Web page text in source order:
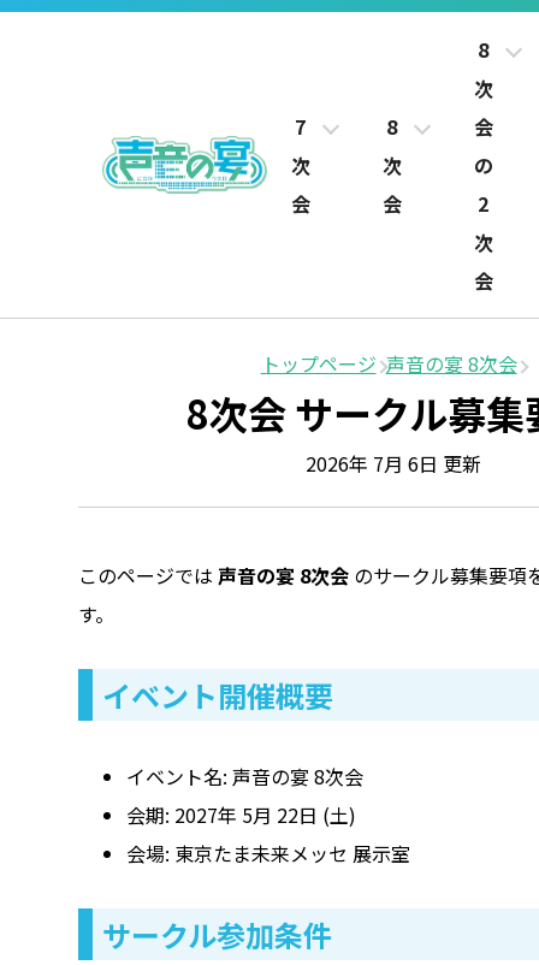
7
次
会
8
次
会
8
次
会
の
2
次
会
トップページ 声音の宴 8次会
8次会 サークル募集
2026年 7月 6日 更新
このページでは声音の宴 8次会 のサークル募集要項
す。
イベント開催概要
イベント名: 声音の宴 8次会
会期: 2027年 5月 22日 (土)
会場: 東京たま未来メッセ 展示室
サークル参加条件